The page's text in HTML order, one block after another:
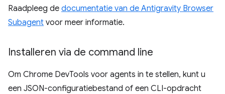
Raadpleeg de documentatie van de Antigravity Browser
Subagent voor meer informatie.
Installeren via de command line
Om Chrome DevTools voor agents in te stellen, kunt u
een JSON-configuratiebestand of een CLI-opdracht